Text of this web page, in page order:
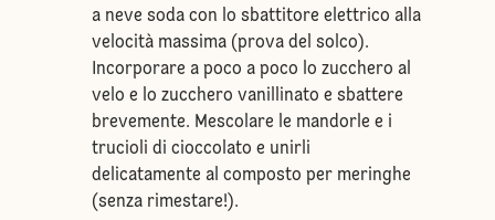
a neve soda con lo sbattitore elettrico alla
velocità massima (prova del solco).
Incorporare a poco a poco lo zucchero al
velo e lo zucchero vanillinato e sbattere
brevemente. Mescolare le mandorle e i
trucioli di cioccolato e unirli
delicatamente al composto per meringhe
(senza rimestare!).